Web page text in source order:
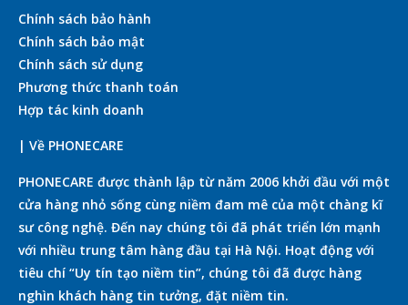
Chính sách bảo hành
Chính sách bảo mật
Chính sách sử dụng
Phương thức thanh toán
Hợp tác kinh doanh
| Về PHONECARE
PHONECARE được thành lập từ năm 2006 khởi đầu với một
cửa hàng nhỏ sống cùng niềm đam mê của một chàng kĩ
sư công nghệ. Đến nay chúng tôi đã phát triển lớn mạnh
với nhiều trung tâm hàng đầu tại Hà Nội. Hoạt động với
tiêu chí “Uy tín tạo niềm tin”, chúng tôi đã được hàng
nghìn khách hàng tin tưởng, đặt niềm tin.